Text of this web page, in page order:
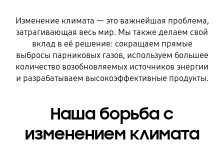
будущего.
Изменение климата — это важнейшая проблема,
затрагивающая весь мир. Мы также делаем свой
вклад в её решение: сокращаем прямые
выбросы парниковых газов, используем большее
количество возобновляемых источников энергии
и разрабатываем высокоэффективные продукты.
Наша борьба с
изменением климата